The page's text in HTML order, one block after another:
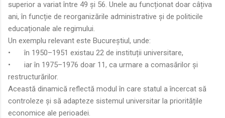
superior a variat între 49 și 56. Unele au funcționat doar câțiva
ani, în funcție de reorganizările administrative și de politicile
educaționale ale regimului.
Un exemplu relevant este Bucureștiul, unde:
•
în 1950–1951 existau 22 de instituții universitare,
•
iar în 1975–1976 doar 11, ca urmare a comasărilor și
restructurărilor.
Această dinamică reflectă modul în care statul a încercat să
controleze și să adapteze sistemul universitar la prioritățile
economice ale perioadei.